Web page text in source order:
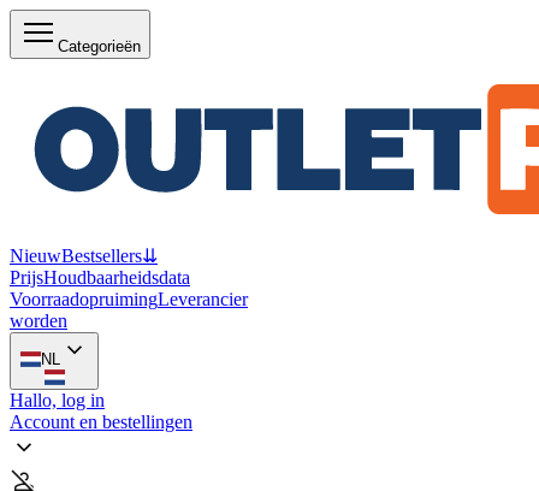
Categorieën
NieuwBestsellers⇊
PrijsHoudbaarheidsdata
VoorraadopruimingLeverancier
worden
NL
Hallo, log in
Account en bestellingen